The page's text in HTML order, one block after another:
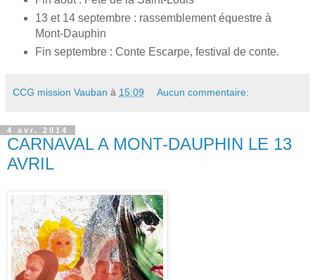
13 et 14 septembre : rassemblement équestre à
Mont-Dauphin
Fin septembre : Conte Escarpe, festival de conte.
CCG mission Vauban à 15:09 Aucun commentaire:
4 avr. 2014
CARNAVAL A MONT-DAUPHIN LE 13
AVRIL